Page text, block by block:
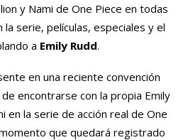
y Nami de One Piece en todas
serie, películas, especiales y el
a Emily Rudd.
en una reciente convención
encontrarse con la propia Emily
en la serie de acción real de One
que quedará registrado